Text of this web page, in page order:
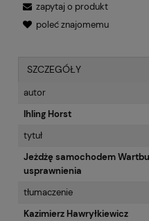
zapytaj o produkt
poleć znajomemu
SZCZEGÓŁY
autor
Ihling Horst
tytuł
Jeżdżę samochodem
usprawnienia
tłumaczenie
Kazimierz Hawryłkiewicz